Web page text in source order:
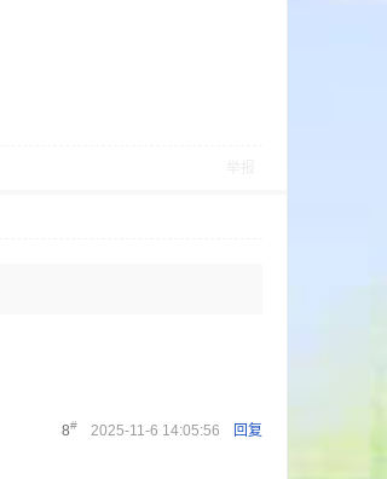
8# 2025-11-6 14:05:56 回复